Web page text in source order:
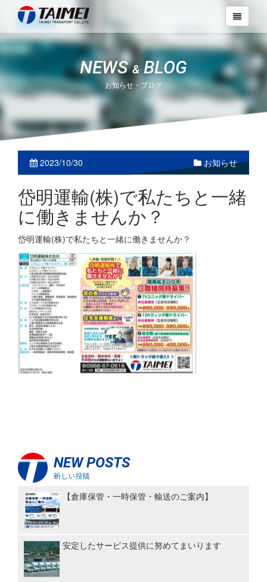
NEWS&BLOG
お知らせ・ブログ
2023/10/30 お知らせ
岱明運輸(株)で私たちと一緒
に働きませんか？
岱明運輸(株)で私たちと一緒に働きませんか？
NEW POSTS
新しい投稿
【倉庫保管・一時保管・輸送のご案内】
安定したサービス提供に努めてまいります